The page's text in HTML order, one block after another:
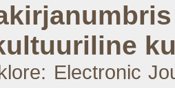
Electronic